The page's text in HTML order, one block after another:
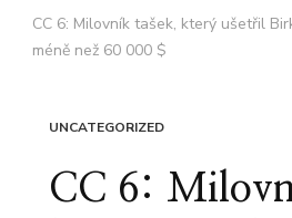
CC 6: Milovník tašek, který ušetřil
méně než 60 000 $
UNCATEGORIZED
CC 6: